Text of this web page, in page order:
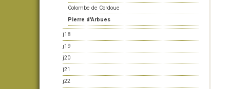
Colombe de Cordoue
Pierre d'Arbues
j18
j19
j20
j21
j22